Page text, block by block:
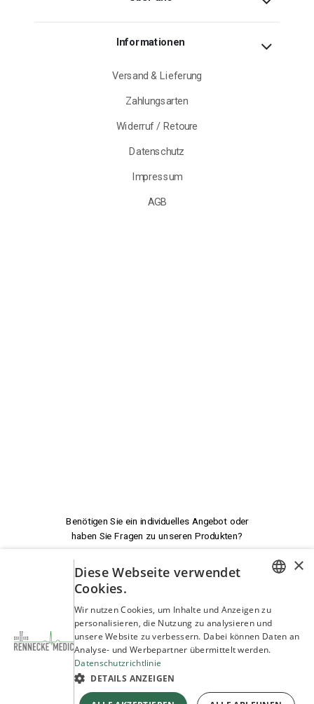
Über uns
Versand & Lieferung
Zahlungsarten
Widerruf / Retoure
Datenschutz
Benötigen Sie ein individuelles Angebot oder
haben Sie Fragen zu unseren Produkten?
Wir beraten Sie!
service@rennecke-medic.com
ENGLISH
×
Diese Webseite verwendet
Cookies.
Wir nutzen Cookies, um Inhalte und Anzeigen zu
personalisieren, die Nutzung zu analysieren und
unsere Website zu verbessern. Dabei können Daten an
Analyse- und Werbepartner übermittelt werden.
Datenschutzrichtlinie
DETAILS ANZEIGEN